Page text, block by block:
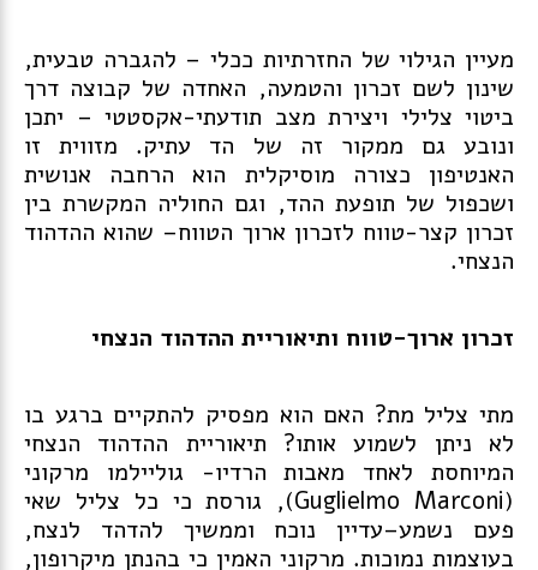
מעיין הגילוי של החזרתיות ככלי – להגברה טבעית,
שינון לשם זכרון והטמעה, האחדה של קבוצה דרך
ביטוי צלילי ויצירת מצב תודעתי-אקסטטי – יתכן
ונובע גם ממקור זה של הד עתיק. מזווית זו
האנטיפון כצורה מוסיקלית הוא הרחבה אנושית
ושכפול של תופעת ההד, וגם החוליה המקשרת בין
זכרון קצר-טווח לזכרון ארוך הטווח– שהוא ההדהוד
הנצחי.
זכרון ארוך-טווח ותיאוריית ההדהוד הנצחי
מתי צליל מת? האם הוא מפסיק להתקיים ברגע בו
לא ניתן לשמוע אותו? תיאוריית ההדהוד הנצחי
המיוחסת לאחד מאבות הרדיו- גוליילמו מרקוני
(Guglielmo Marconi), גורסת כי כל צליל שאי
פעם נשמע–עדיין נוכח וממשיך להדהד לנצח,
בעוצמות נמוכות. מרקוני האמין כי בהנתן מיקרופון,